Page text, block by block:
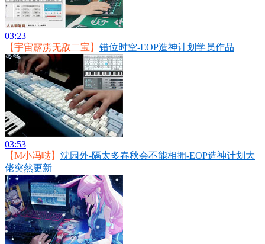
03:23
【宇宙霹雳无敌二宝】 错位时空-EOP造神计划学员作品
03:53
【M小冯哒】 沈园外-隔太多春秋会不能相拥-EOP造神计划大
佬突然更新